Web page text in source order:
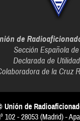
de
Sección Española
Declarada de
de la Cruz
Unión de
102 - 28053 (Madrid) -